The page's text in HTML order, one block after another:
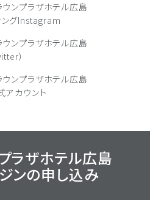
ウンプラザホテル広島
ングInstagram
ウンプラザホテル広島
）
ウンプラザホテル広島
アカウント
ラザホテル広島
ンの申し込み